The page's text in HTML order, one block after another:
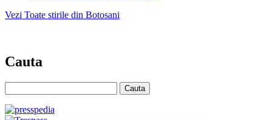
Vezi Toate stirile din Botosani
Cauta